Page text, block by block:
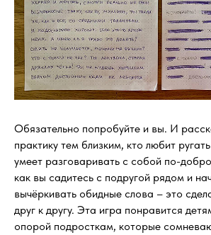
Обязательно попробуйте и вы. И
практику тем близким, кто любит
умеет разговаривать с собой по-
как вы садитесь с подругой рядом и
вычёркивать обидные слова – это
друг к другу. Эта игра понравится
опорой подросткам, которые